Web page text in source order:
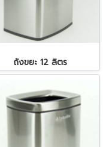
ถังขยะ 12 ลิตร